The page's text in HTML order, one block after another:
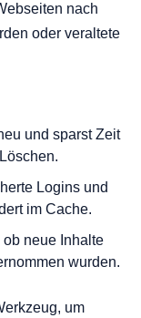
nach
oder veraltete
und sparst Zeit
Logins und
im Cache.
neue Inhalte
wurden.
um